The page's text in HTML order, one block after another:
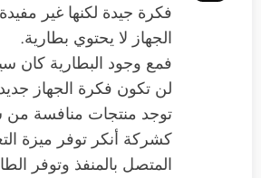
فكرة جيدة لكنها غير
الجهاز لا يحتوي بطارية.
فمع وجود البطارية كان
لن تكون فكرة الجهاز
توجد منتجات منافسة
كشركة أنكر توفر ميزة
المتصل بالمنفذ وتوفر